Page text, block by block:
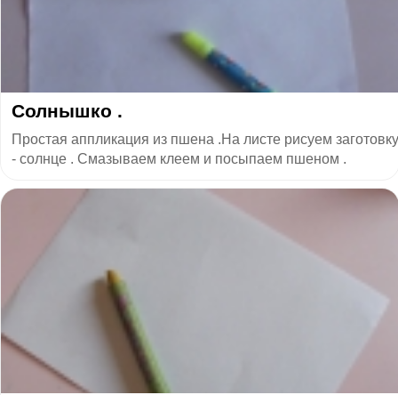
Солнышко .
Простая аппликация из пшена .На листе рисуем заготовку
- солнце . Смазываем клеем и посыпаем пшеном .